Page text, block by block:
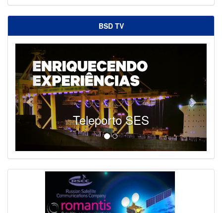
BSD TV
Teleporto SES